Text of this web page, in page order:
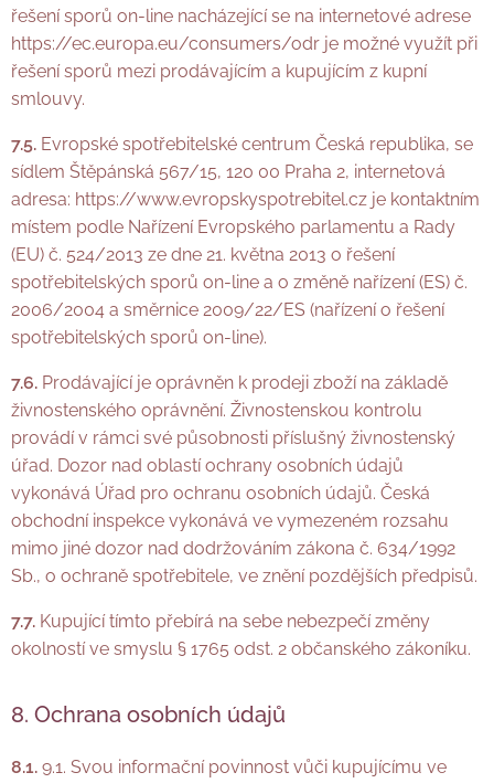
řešení sporů on-line nacházející se na internetové adrese
https://ec.europa.eu/consumers/odr je možné využít při
řešení sporů mezi prodávajícím a kupujícím z kupní
smlouvy.
7.5. Evropské spotřebitelské centrum Česká republika, se
sídlem Štěpánská 567/15, 120 00 Praha 2, internetová
adresa: https://www.evropskyspotrebitel.cz je kontaktním
místem podle Nařízení Evropského parlamentu a Rady
(EU) č. 524/2013 ze dne 21. května 2013 o řešení
spotřebitelských sporů on-line a o změně nařízení (ES) č.
2006/2004 a směrnice 2009/22/ES (nařízení o řešení
spotřebitelských sporů on-line).
7.6. Prodávající je oprávněn k prodeji zboží na základě
živnostenského oprávnění. Živnostenskou kontrolu
provádí v rámci své působnosti příslušný živnostenský
úřad. Dozor nad oblastí ochrany osobních údajů
vykonává Úřad pro ochranu osobních údajů. Česká
obchodní inspekce vykonává ve vymezeném rozsahu
mimo jiné dozor nad dodržováním zákona č. 634/1992
Sb., o ochraně spotřebitele, ve znění pozdějších předpisů.
7.7. Kupující tímto přebírá na sebe nebezpečí změny
okolností ve smyslu § 1765 odst. 2 občanského zákoníku.
8. Ochrana osobních údajů
8.1. 9.1. Svou informační povinnost vůči kupujícímu ve